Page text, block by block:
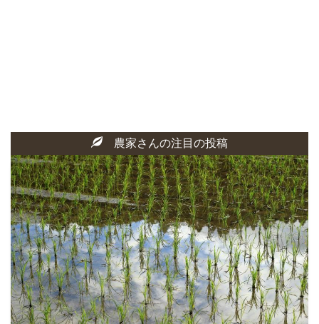
農家さんの注目の投稿